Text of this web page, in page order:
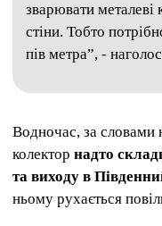
зварювати металеві
стіни. Тобто
пів метра”, -
Водночас, за словами
колектор надто
та виходу в
ньому рухається